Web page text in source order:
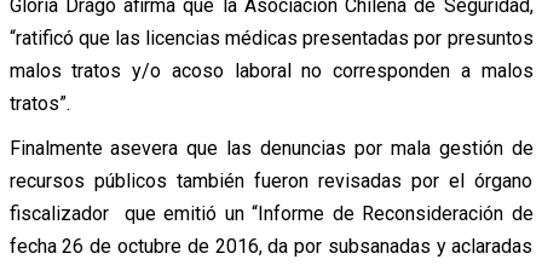
Gloria Drago afirma que la Asociación Chilena de Seguridad,
“ratificó que las licencias médicas presentadas por presuntos
malos tratos y/o acoso laboral no corresponden a malos
tratos”.
Finalmente asevera que las denuncias por mala gestión de
recursos públicos también fueron revisadas por el órgano
fiscalizador que emitió un “Informe de Reconsideración de
fecha 26 de octubre de 2016, da por subsanadas y aclaradas